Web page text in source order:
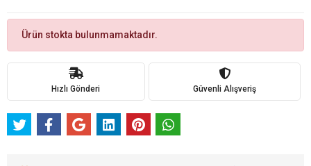
Ürün stokta bulunmamaktadır.
Hızlı Gönderi Güvenli Alışveriş